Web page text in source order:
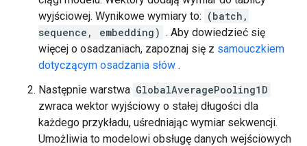
wyjściowej. Wynikowe wymiary to: (batch,
sequence, embedding) . Aby dowiedzieć się
więcej o osadzaniach, zapoznaj się z samouczkiem
dotyczącym osadzania słów .
Następnie warstwa GlobalAveragePooling1D
zwraca wektor wyjściowy o stałej długości dla
każdego przykładu, uśredniając wymiar sekwencji.
Umożliwia to modelowi obsługę danych wejściowych